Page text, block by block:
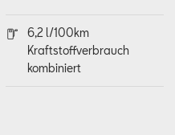
6,2 l/100km
Kraftstoffverbrauch
kombiniert